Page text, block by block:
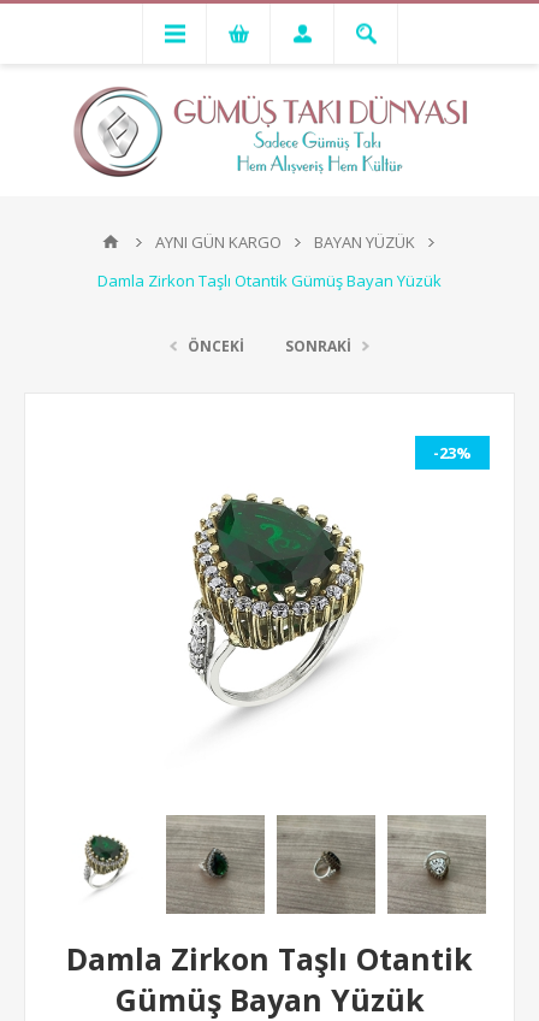
AYNI GÜN KARGO
BAYAN YÜZÜK
Damla Zirkon Taşlı Otantik Gümüş Bayan Yüzük
ÖNCEKİ SONRAKİ
-23%
Damla Zirkon Taşlı Otantik
Gümüş Bayan Yüzük